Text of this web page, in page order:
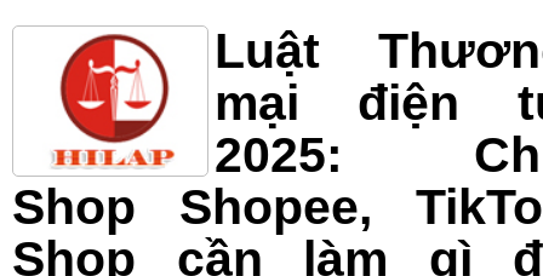
Luật
mại điện
2025:
Shop Shopee,
Shop cần làm gì